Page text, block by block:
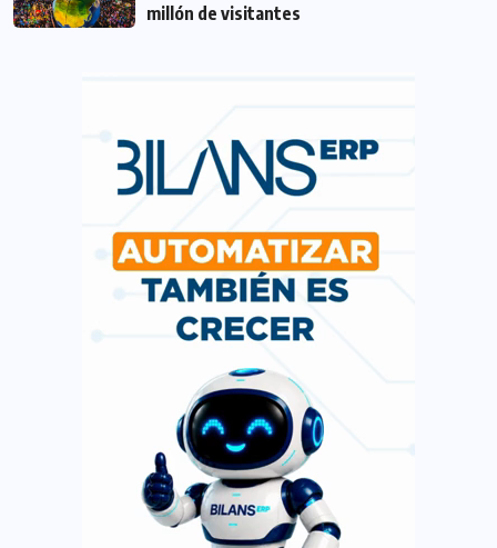
millón de visitantes